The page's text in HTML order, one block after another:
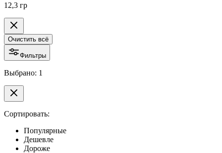
12,3 гр
Очистить всё
Фильтры
Выбрано: 1
Сортировать:
Популярные
Дешевле
Дороже